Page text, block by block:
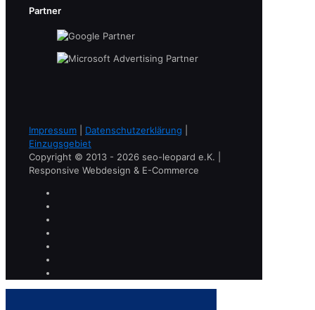
Partner
Impressum Datenschutzerklärung
Einzugsgebiet
Copyright © 2013 - 2026 seo-leopard e.K. |
Responsive Webdesign & E-Commerce